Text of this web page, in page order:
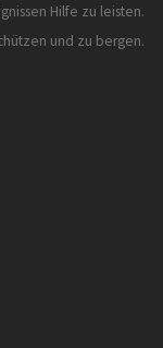
Hilfe zu leisten.
und zu bergen.